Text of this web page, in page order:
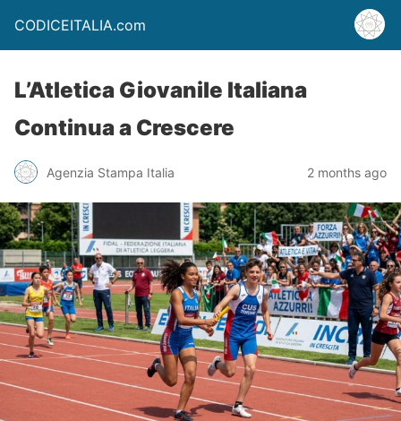
CODICEITALIA.com
L’Atletica Giovanile Italiana
Continua a Crescere
Agenzia Stampa Italia 2 months ago